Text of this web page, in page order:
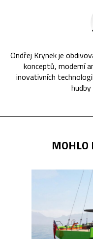
Ondřej Krynek je
konceptů, moderní
inovativních
MOHLO